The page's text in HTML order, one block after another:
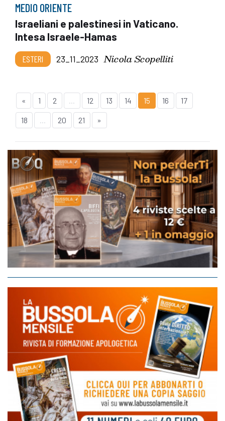
MEDIO ORIENTE
Israeliani e palestinesi in Vaticano.
Intesa Israele-Hamas
ESTERI 23_11_2023 Nicola Scopelliti
« 1 2 ... 12 13 14 15 16 17
18 ... 20 21 »